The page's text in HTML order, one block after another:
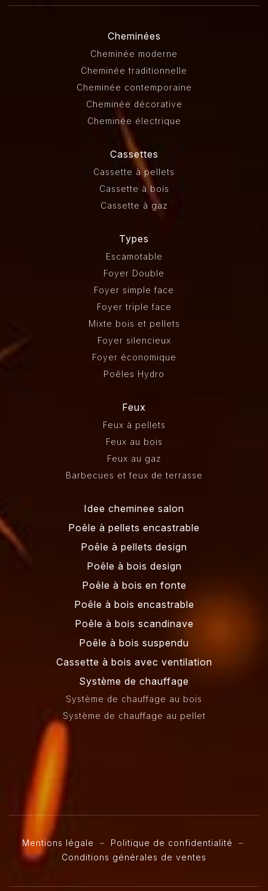
Cheminées
Cheminée moderne
Cheminée traditionnelle
Cheminée contemporaine
Cheminée décorative
Cheminée électrique
Cassettes
Cassette à pellets
Cassette à bois
Cassette à gaz
Types
Escamotable
Foyer Double
Foyer simple face
Foyer triple face
Mixte bois et pellets
Foyer silencieux
Foyer économique
Poêles Hydro
Feux
Feux à pellets
Feux au bois
Feux au gaz
Barbecues et feux de terrasse
Idee cheminee salon
Poêle à pellets encastrable
Poêle à pellets design
Poêle à bois design
Poêle à bois en fonte
Poêle à bois encastrable
Poêle à bois scandinave
Poêle à bois suspendu
Cassette à bois avec ventilation
Système de chauffage
Système de chauffage au bois
Système de chauffage au pellet
Mentions légale – Politique de confidentialité –
Conditions générales de ventes